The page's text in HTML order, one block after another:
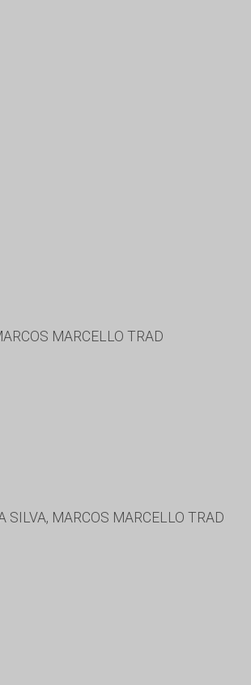
MARCELLO TRAD
MARCOS MARCELLO TRAD